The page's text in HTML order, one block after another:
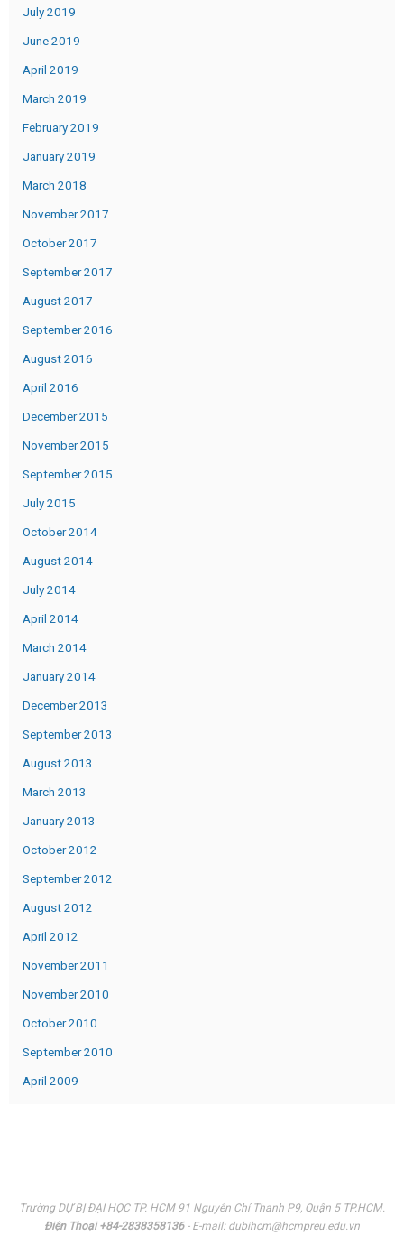
July 2019
June 2019
April 2019
March 2019
February 2019
January 2019
March 2018
November 2017
October 2017
September 2017
August 2017
September 2016
August 2016
April 2016
December 2015
November 2015
September 2015
July 2015
October 2014
August 2014
July 2014
April 2014
March 2014
January 2014
December 2013
September 2013
August 2013
March 2013
January 2013
October 2012
September 2012
August 2012
April 2012
November 2011
November 2010
October 2010
September 2010
April 2009
Trường DỰ BỊ ĐẠI HỌC TP. HCM 91 Nguyễn Chí Thanh P9, Quận 5 TP.HCM.
Điện Thoại +84-2838358136- E-mail: dubihcm@hcmpreu.edu.vn